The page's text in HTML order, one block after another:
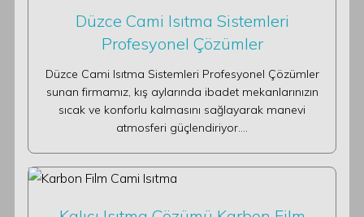
Düzce Cami Isıtma Sistemleri
Profesyonel Çözümler
Düzce Cami Isıtma Sistemleri Profesyonel Çözümler
sunan firmamız, kış aylarında ibadet mekanlarınızın
sıcak ve konforlu kalmasını sağlayarak manevi
atmosferi güçlendiriyor.…